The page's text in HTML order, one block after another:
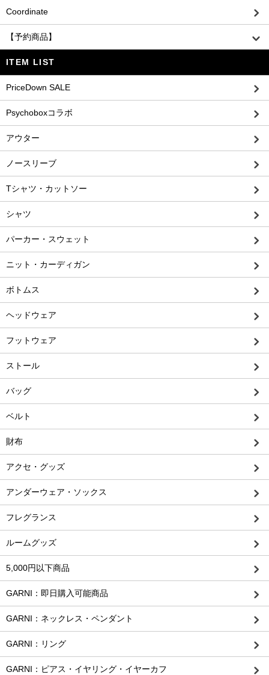
Coordinate
【予約商品】
ITEM LIST
PriceDown SALE
Psychoboxコラボ
アウター
ノースリーブ
Tシャツ・カットソー
シャツ
パーカー・スウェット
ニット・カーディガン
ボトムス
ヘッドウェア
フットウェア
ストール
バッグ
ベルト
財布
アクセ・グッズ
アンダーウェア・ソックス
フレグランス
ルームグッズ
5,000円以下商品
GARNI：即日購入可能商品
GARNI：ネックレス・ペンダント
GARNI：リング
GARNI：ピアス・イヤリング・イヤーカフ